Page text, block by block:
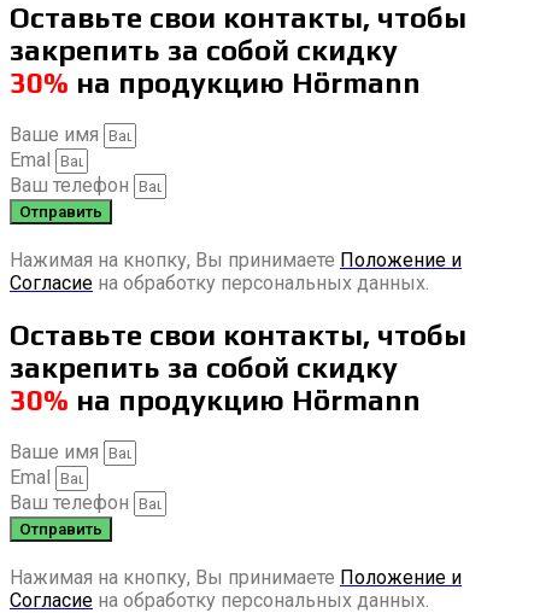
Оставьте свои контакты, чтобы
закрепить за собой скидку
30% на продукцию Hörmann
Ваше имя
Emal
Ваш телефон
Отправить
Нажимая на кнопку, Вы принимаете Положение и
Согласие на обработку персональных данных.
Оставьте свои контакты, чтобы
закрепить за собой скидку
30% на продукцию Hörmann
Ваше имя
Emal
Ваш телефон
Отправить
Нажимая на кнопку, Вы принимаете Положение и
Согласие на обработку персональных данных.